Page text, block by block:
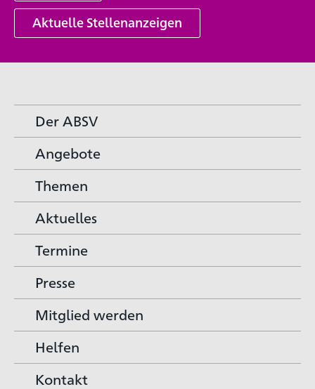
Aktuelle Stellenanzeigen
Der ABSV
Angebote
Themen
Aktuelles
Termine
Presse
Mitglied werden
Helfen
Kontakt